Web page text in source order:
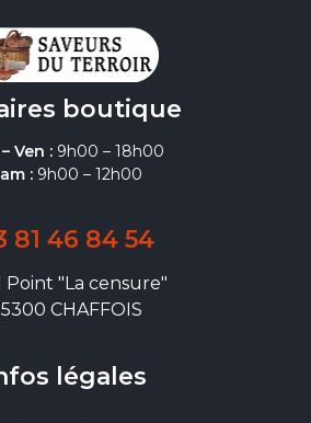
boutique
Ven : 9h00 – 18h00
:9h00 – 12h00
81 46 84 54
Point "La censure"
CHAFFOIS
légales